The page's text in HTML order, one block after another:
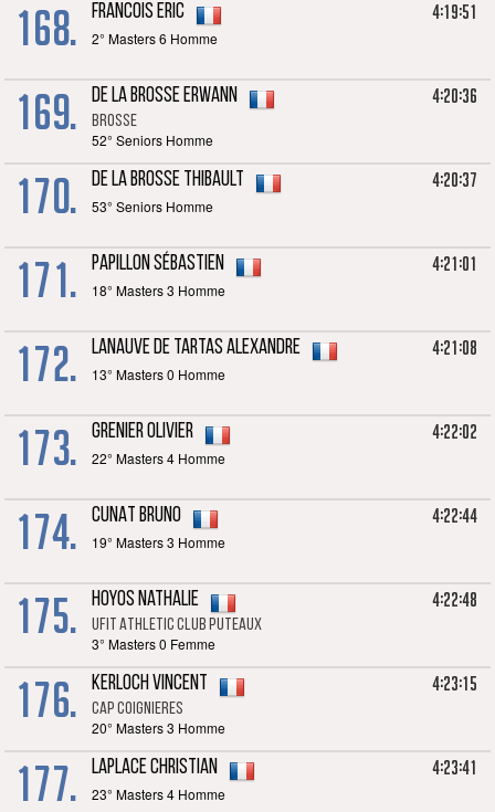
168. FRANCOIS Eric
2° Masters 6 Homme
4:19:51
169. DE LA BROSSE Erwann
BROSSE
52° Seniors Homme
4:20:36
170. DE LA BROSSE Thibault
53° Seniors Homme
4:20:37
171. PAPILLON Sébastien
18° Masters 3 Homme
4:21:01
172. LANAUVE DE TARTAS Alexandre
13° Masters 0 Homme
4:21:08
173. GRENIER Olivier
22° Masters 4 Homme
4:22:02
174. CUNAT Bruno
19° Masters 3 Homme
4:22:44
175. HOYOS Nathalie
Ufit Athletic Club Puteaux
3° Masters 0 Femme
4:22:48
176. KERLOCH Vincent
Cap coignieres
20° Masters 3 Homme
4:23:15
177. LAPLACE Christian
23° Masters 4 Homme
4:23:41